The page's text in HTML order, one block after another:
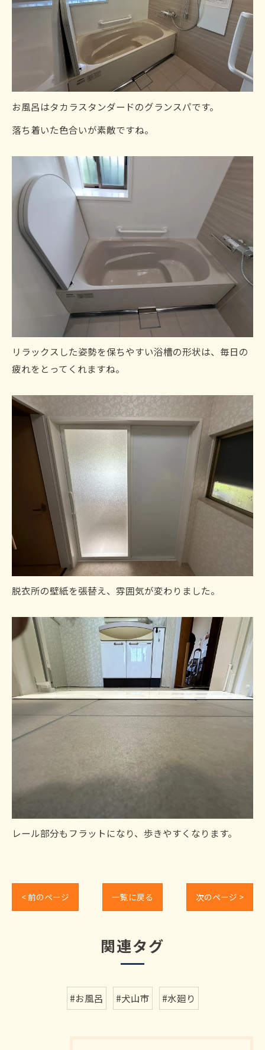
お風呂はタカラスタンダードのグランスパです。
落ち着いた色合いが素敵ですね。
リラックスした姿勢を保ちやすい浴槽の形状は、毎日の
疲れをとってくれますね。
脱衣所の壁紙を張替え、雰囲気が変わりました。
レール部分もフラットになり、歩きやすくなります。
< 前のページ 一覧に戻る 次のページ >
関連タグ
#お風呂 #犬山市 #水廻り